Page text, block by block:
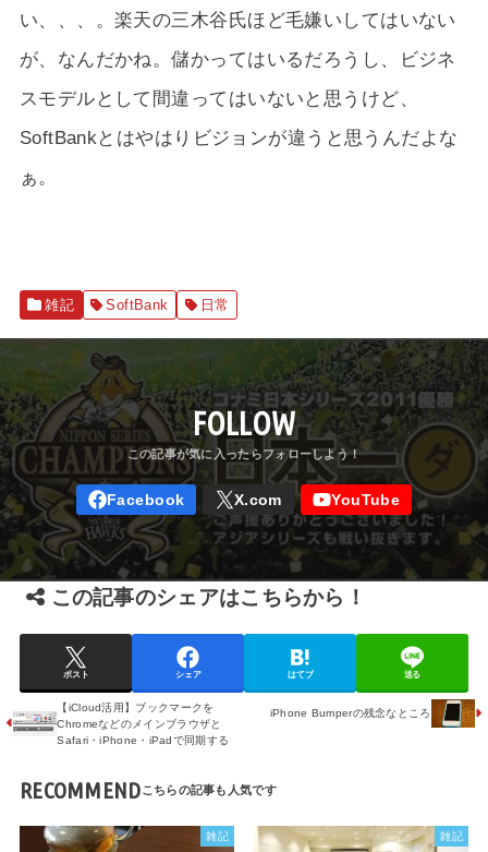
い、、、。楽天の三木谷氏ほど毛嫌いしてはいない
が、なんだかね。儲かってはいるだろうし、ビジネ
スモデルとして間違ってはいないと思うけど、
SoftBankとはやはりビジョンが違うと思うんだよな
ぁ。
雑記 SoftBank 日常
FOLLOW
この記事のシェアはこちらから！
ポスト シェア はてブ 送る
【iCloud活用】ブックマークを
Chromeなどのメインブラウザと
Safari・iPhone・iPadで同期する
iPhone Bumperの残念なところ
RECOMMEND
雑記 雑記